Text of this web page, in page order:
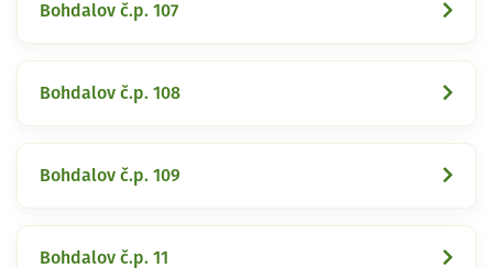
Bohdalov č.p. 107
Bohdalov č.p. 108
Bohdalov č.p. 109
Bohdalov č.p. 11